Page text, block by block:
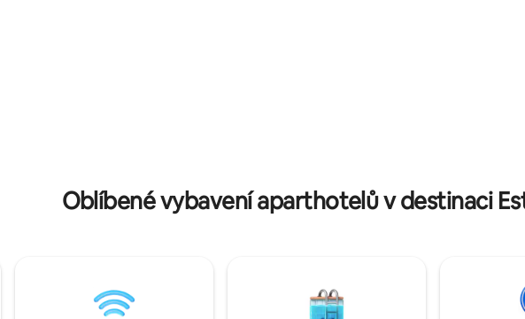
Oblíbené vybavení aparthotelů v destinaci